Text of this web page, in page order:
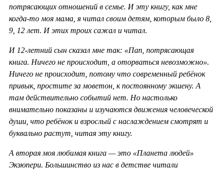
потрясающих отношений в семье. И эту книгу, как мне
когда-то моя мама, я читал своим детям, которым было 8,
9, 12 лет. И этих троих сажал и читал.
И 12-летний сын сказал мне так: «Пап, потрясающая
книга. Ничего не происходит, а оторваться невозможно».
Ничего не происходит, потому что современный ребёнок
привык, простите за моветон, к постоянному экшену. А
там действительно событий нет. Но настолько
внимательно показаны и изучаются движения человеческой
души, что ребёнок и взрослый с наслаждением смотрят и
буквально растут, читая эту книгу.
А вторая моя любимая книга — это «Планета людей»
Экзюпери. Большинство из нас в детстве читали